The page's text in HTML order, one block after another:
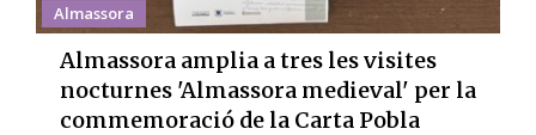
Almassora
Almassora amplia a tres les visites
nocturnes 'Almassora medieval' per la
commemoració de la Carta Pobla